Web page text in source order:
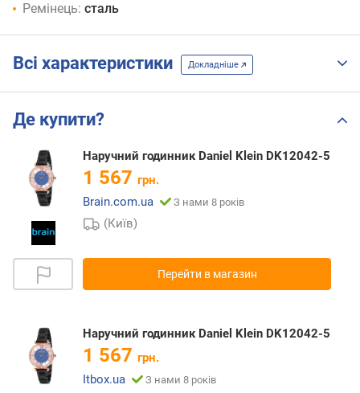
Ремінець: сталь
Всі характеристики Докладніше
Де купити?
Наручний годинник Daniel Klein DK12042-5
1 567 грн.
Brain.com.ua
З нами 8 років
(Київ)
Перейти в магазин
Наручний годинник Daniel Klein DK12042-5
1 567 грн.
Itbox.ua
З нами 8 років